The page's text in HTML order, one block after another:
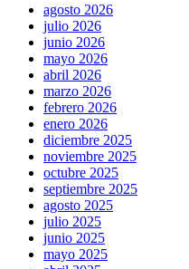
agosto 2026
julio 2026
junio 2026
mayo 2026
abril 2026
marzo 2026
febrero 2026
enero 2026
diciembre 2025
noviembre 2025
octubre 2025
septiembre 2025
agosto 2025
julio 2025
junio 2025
mayo 2025